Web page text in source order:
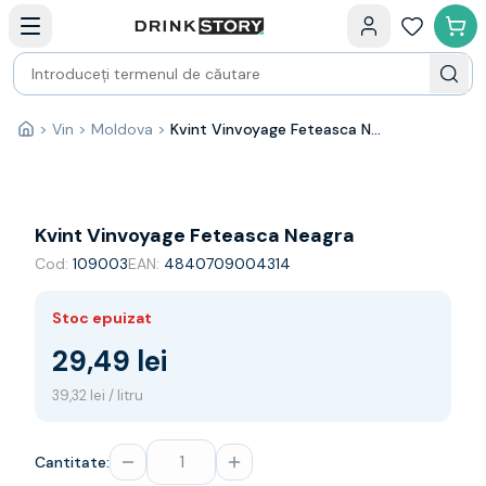
Bauturi fine — selectie
Produse Noi
Cosuri cadou
Pachete & Cadouri
Vin
Franta
Spania
Australia
Germania
Noua Zeelanda
Prosecco
Acasă
> Vin > Moldova > Kvint Vinvoyage Feteasca Neagra
Kvint Vinvoyage Feteasca Neagra
Cod: 109003EAN: 4840709004314
Stoc epuizat
29,49 lei
39,32 lei / litru
Cantitate: